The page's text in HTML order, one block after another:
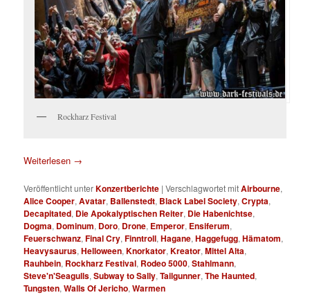
Rockharz Festival
Weiterlesen →
Veröffentlicht unterKonzertberichte |Verschlagwortet mitAirbourne,
Alice Cooper,Avatar, Ballenstedt, Black Label Society,Crypta,
Decapitated, Die Apokalyptischen Reiter, Die Habenichtse,
Dogma, Dominum, Doro, Drone, Emperor, Ensiferum,
Feuerschwanz,Final Cry,Finntroll,Hagane,Haggefugg,Hämatom,
Heavysaurus,Helloween,Knorkator,Kreator,Mittel Alta,
Rauhbein, Rockharz Festival, Rodeo 5000,Stahlmann,
Steve'n'Seagulls,Subway to Sally,Tailgunner,The Haunted,
Tungsten,Walls Of Jericho,Warmen